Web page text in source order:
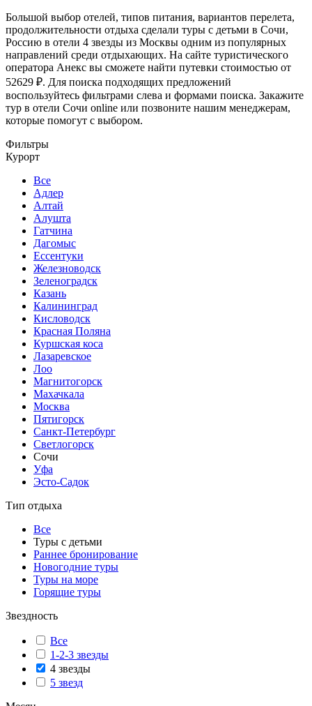
Большой выбор отелей, типов питания, вариантов перелета,
продолжительности отдыха сделали туры с детьми в Сочи,
Россию в отели 4 звезды из Москвы одним из популярных
направлений среди отдыхающих. На сайте туристического
оператора Анекс вы сможете найти путевки стоимостью от
52629 ₽. Для поиска подходящих предложений
воспользуйтесь фильтрами слева и формами поиска. Закажите
тур в отели Сочи online или позвоните нашим менеджерам,
которые помогут с выбором.
Фильтры
Курорт
Все
Адлер
Алтай
Алушта
Гатчина
Дагомыс
Ессентуки
Железноводск
Зеленоградск
Казань
Калининград
Кисловодск
Красная Поляна
Куршская коса
Лазаревское
Лоо
Магнитогорск
Махачкала
Москва
Пятигорск
Санкт-Петербург
Светлогорск
Сочи
Уфа
Эсто-Садок
Тип отдыха
Все
Туры с детьми
Раннее бронирование
Новогодние туры
Туры на море
Горящие туры
Звездность
Все
1-2-3 звезды
4 звезды
5 звезд